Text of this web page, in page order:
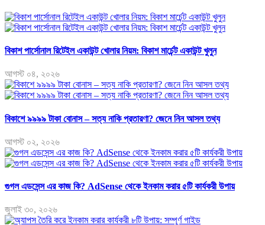
বিকাশ পার্সোনাল রিটেইল একাউন্ট খোলার নিয়ম: বিকাশ মার্চেন্ট একাউন্ট খুলুন
আগস্ট ০৪, ২০২৬
বিকাশে ৯৯৯৯ টাকা বোনাস – সত্য নাকি প্রতারণা? জেনে নিন আসল তথ্য
আগস্ট ০২, ২০২৬
গুগল এডসেন্স এর কাজ কি? AdSense থেকে ইনকাম করার ৫টি কার্যকরী উপায়
জুলাই ৩০, ২০২৬